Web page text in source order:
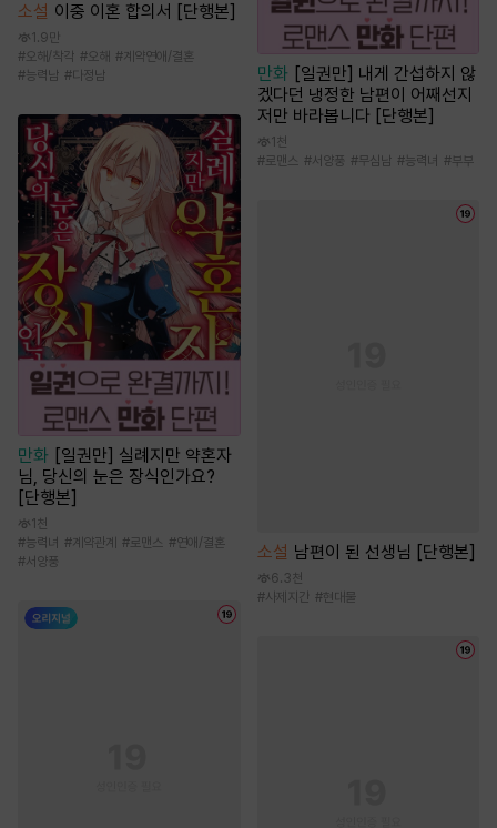
소설 이중 이혼 합의서 [단행본]
1.9만
#오해/착각 #오해 # 계약연애/결혼
#능력남 #다정남
만화 [일권만] 실례지만 약혼자
님, 당신의 눈은 장식인가요?
[단행본]
1천
#능력녀 # 계약관계 #로맨스 #연애/결혼
#서양풍
만화 [일권만] 내게 간섭하지 않
겠다던 냉정한 남편이 어째선지
저만 바라봅니다 [단행본]
1천
#로맨스 #서양풍 #무심남 #능력녀 #부부
소설 남편이 된 선생님 [단행본]
6.3천
#사제지간 #현대물